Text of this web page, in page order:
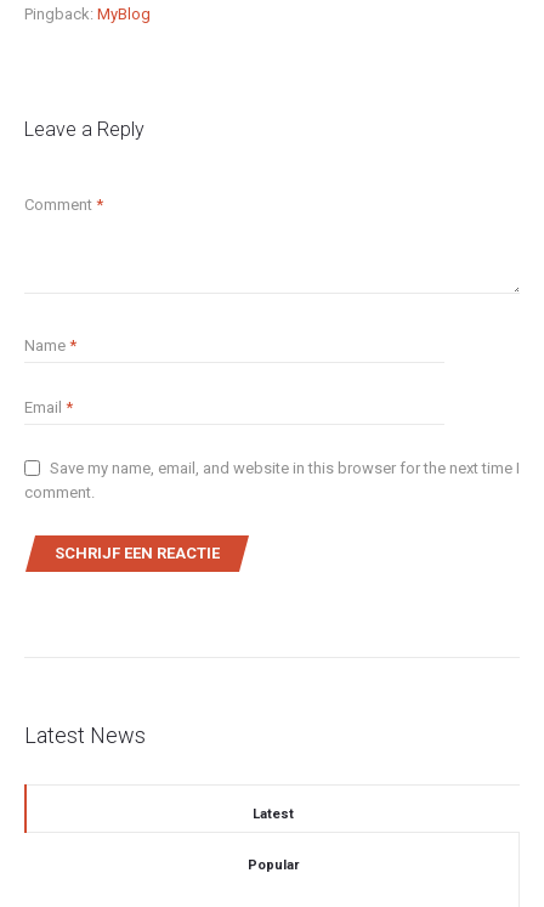
Pingback: MyBlog
Leave a Reply
Comment *
Name *
Email *
Save my name, email, and website in this browser for the next time I
comment.
Latest News
Latest
Popular